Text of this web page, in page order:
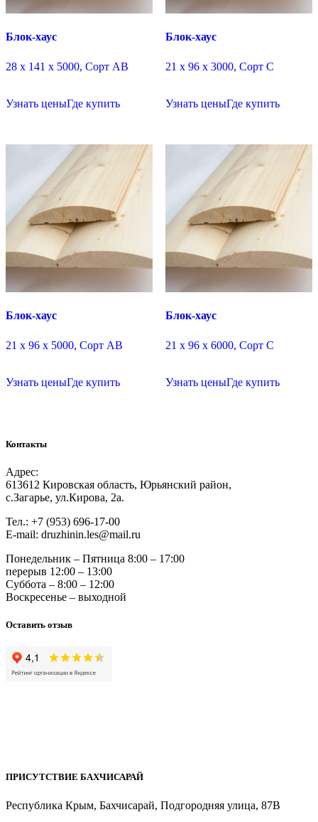
Блок-хаус
28 х 141 х 5000, Сорт АВ
Узнать ценыГде купить
Блок-хаус
21 х 96 х 3000, Сорт C
Узнать ценыГде купить
Блок-хаус
21 х 96 х 5000, Сорт АВ
Узнать ценыГде купить
Блок-хаус
21 х 96 х 6000, Сорт C
Узнать ценыГде купить
Контакты
Адрес:
613612 Кировская область, Юрьянский район,
с.Загарье, ул.Кирова, 2а.
Тел.: +7 (953) 696-17-00
Е-mail: druzhinin.les@mail.ru
Понедельник – Пятница 8:00 – 17:00
перерыв 12:00 – 13:00
Суббота – 8:00 – 12:00
Воскресенье – выходной
Оставить отзыв
ПРИСУТСТВИЕ БАХЧИСАРАЙ
Республика Крым, Бахчисарай, Подгородняя улица, 87В